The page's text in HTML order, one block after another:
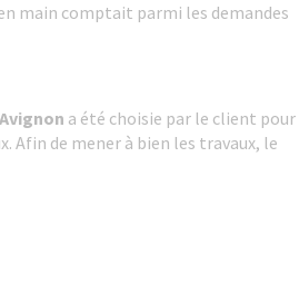
main comptait parmi les demandes
a été choisie par le client pour
Afin de mener à bien les travaux, le